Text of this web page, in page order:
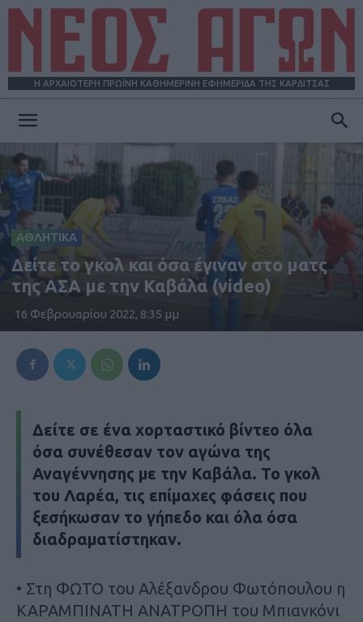
Η ΑΡΧΑΙΟΤΕΡΗ ΠΡΩΪΝΗ ΚΑΘΗΜΕΡΙΝΗ ΕΦΗΜΕΡΙΔΑ ΤΗΣ ΚΑΡΔΙΤΣΑΣ
ΑΓΩΝ
ΑΘΛΗΤΙΚΑ
Δείτε το γκολ και όσα έγιναν στο ματς
της ΑΣΑ με την Καβάλα (video)
16 Φεβρουαρίου 2022, 8:35 μμ
Δείτε σε ένα χορταστικό βίντεο όλα
όσα συνέθεσαν τον αγώνα της
Αναγέννησης με την Καβάλα. Το γκολ
του Λαρέα, τις επίμαχες φάσεις που
ξεσήκωσαν το γήπεδο και όλα όσα
διαδραματίστηκαν.
• Στη ΦΩΤΟ του Αλέξανδρου Φωτόπουλου η
ΚΑΡΑΜΠΙΝΑΤΗ ΑΝΑΤΡΟΠΗ του Μπιανκόνι